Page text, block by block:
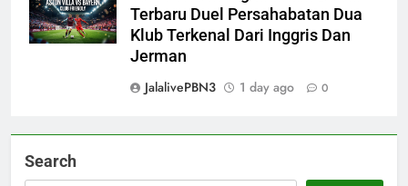
Terbaru Duel Persahabatan Dua
Klub Terkenal Dari Inggris Dan
Jerman
JalalivePBN3
1 day ago 0
Search